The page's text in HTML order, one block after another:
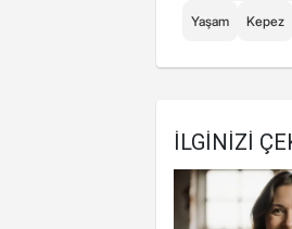
Yaşam Kepez